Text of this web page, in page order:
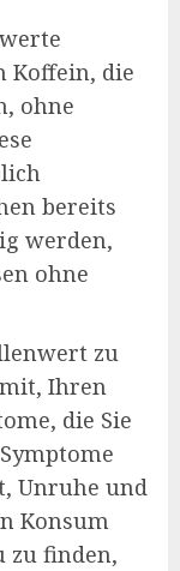
Koffein, die
ohne
bereits
werden,
ohne
zu
Ihren
die Sie
Unruhe und
Konsum
zu finden,